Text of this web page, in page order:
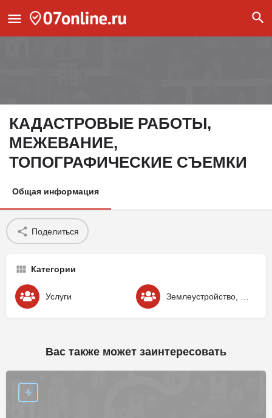
КАДАСТРОВЫЕ РАБОТЫ,
МЕЖЕВАНИЕ,
ТОПОГРАФИЧЕСКИЕ СЪЕМКИ
Общая информация
Поделиться
Категории
Услуги
Вас также может заинтересовать